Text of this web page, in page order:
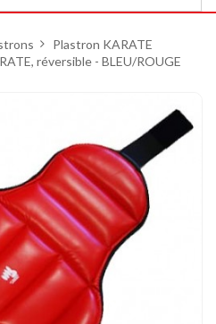
> Plastron KARATE
réversible - BLEU/ROUGE